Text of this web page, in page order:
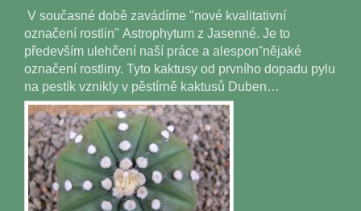
V současné době zavádíme "nové kvalitativní
označení rostlin" Astrophytum z Jasenné. Je to
především ulehčení naší práce a alesponˇnějaké
označení rostliny. Tyto kaktusy od prvního dopadu pylu
na pestík vznikly v pěstírně kaktusů Duben…